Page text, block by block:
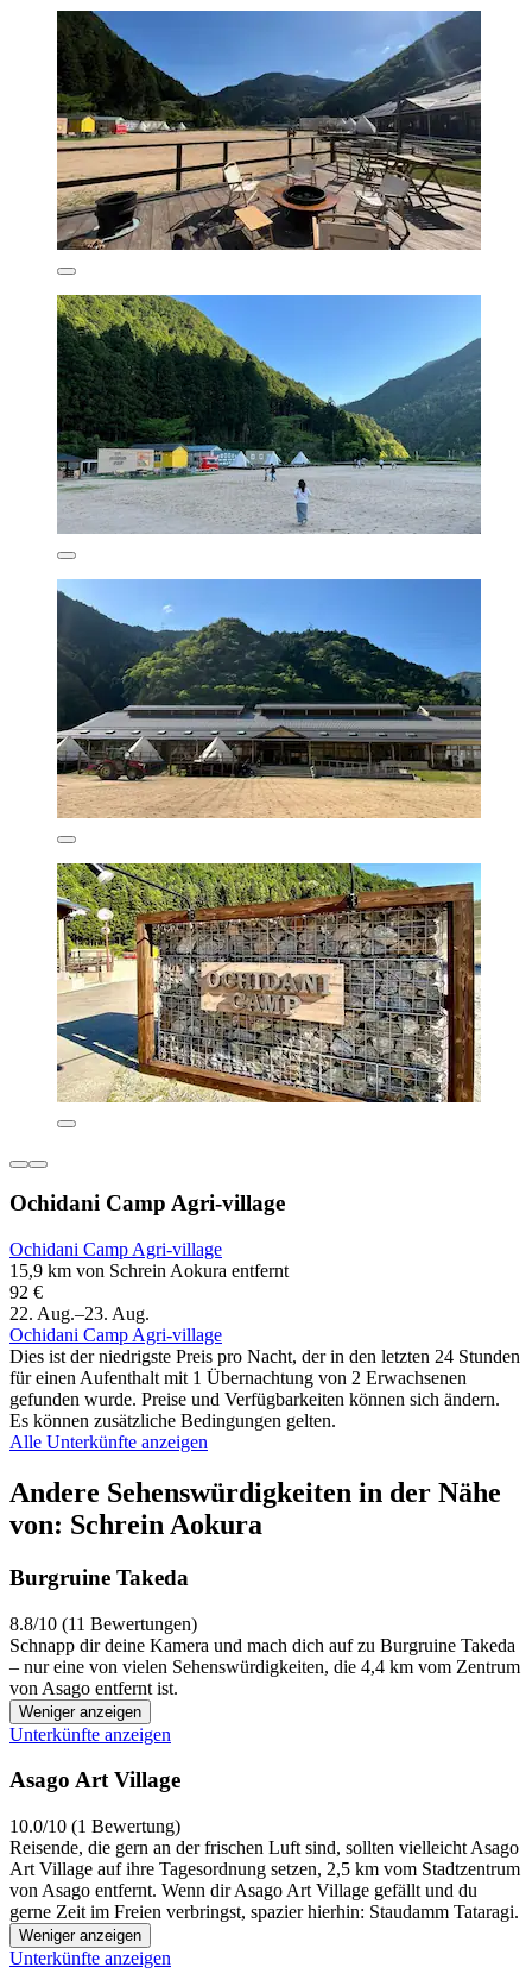
Ochidani Camp Agri-village
Ochidani Camp Agri-village
15,9 km von Schrein Aokura entfernt
92 €
22. Aug.–23. Aug.
Ochidani Camp Agri-village
Dies ist der niedrigste Preis pro Nacht, der in den letzten 24 Stunden
für einen Aufenthalt mit 1 Übernachtung von 2 Erwachsenen
gefunden wurde. Preise und Verfügbarkeiten können sich ändern.
Es können zusätzliche Bedingungen gelten.
Alle Unterkünfte anzeigen
Andere Sehenswürdigkeiten in der Nähe
von: Schrein Aokura
Burgruine Takeda
8.8/10 (11 Bewertungen)
Schnapp dir deine Kamera und mach dich auf zu Burgruine Takeda
– nur eine von vielen Sehenswürdigkeiten, die 4,4 km vom Zentrum
von Asago entfernt ist.
Weniger anzeigen
Unterkünfte anzeigen
Asago Art Village
10.0/10 (1 Bewertung)
Reisende, die gern an der frischen Luft sind, sollten vielleicht Asago
Art Village auf ihre Tagesordnung setzen, 2,5 km vom Stadtzentrum
von Asago entfernt. Wenn dir Asago Art Village gefällt und du
gerne Zeit im Freien verbringst, spazier hierhin: Staudamm Tataragi.
Weniger anzeigen
Unterkünfte anzeigen